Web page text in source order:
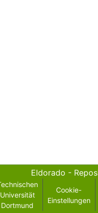
Eldorado -
Universität
Dortmund
Cookie-
Einstellungen